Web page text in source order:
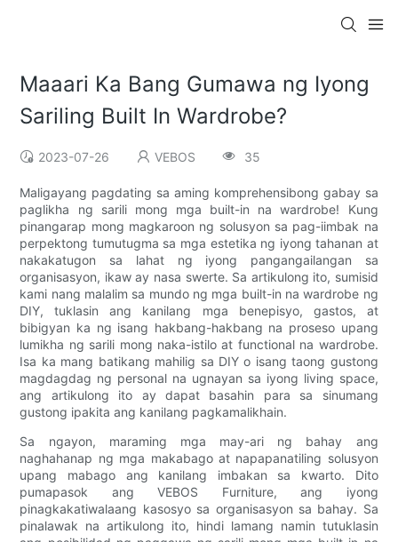
Maaari Ka Bang Gumawa ng Iyong
Sariling Built In Wardrobe?
2023-07-26 VEBOS 35
Maligayang pagdating sa aming komprehensibong gabay sa
paglikha ng sarili mong mga built-in na wardrobe! Kung
pinangarap mong magkaroon ng solusyon sa pag-iimbak na
perpektong tumutugma sa mga estetika ng iyong tahanan at
nakakatugon sa lahat ng iyong pangangailangan sa
organisasyon, ikaw ay nasa swerte. Sa artikulong ito, sumisid
kami nang malalim sa mundo ng mga built-in na wardrobe ng
DIY, tuklasin ang kanilang mga benepisyo, gastos, at
bibigyan ka ng isang hakbang-hakbang na proseso upang
lumikha ng sarili mong naka-istilo at functional na wardrobe.
Isa ka mang batikang mahilig sa DIY o isang taong gustong
magdagdag ng personal na ugnayan sa iyong living space,
ang artikulong ito ay dapat basahin para sa sinumang
gustong ipakita ang kanilang pagkamalikhain.
Sa ngayon, maraming mga may-ari ng bahay ang
naghahanap ng mga makabago at napapanatiling solusyon
upang mabago ang kanilang imbakan sa kwarto. Dito
pumapasok ang VEBOS Furniture, ang iyong
pinagkakatiwalaang kasosyo sa organisasyon sa bahay. Sa
pinalawak na artikulong ito, hindi lamang namin tutuklasin